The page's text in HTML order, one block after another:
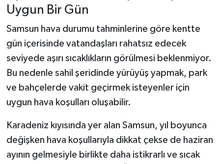
Uygun Bir Gün
Samsun hava durumu tahminlerine göre kentte
gün içerisinde vatandaşları rahatsız edecek
seviyede aşırı sıcaklıkların görülmesi beklenmiyor.
Bu nedenle sahil şeridinde yürüyüş yapmak, park
ve bahçelerde vakit geçirmek isteyenler için
uygun hava koşulları oluşabilir.
Karadeniz kıyısında yer alan Samsun, yıl boyunca
değişken hava koşullarıyla dikkat çekse de haziran
ayının gelmesiyle birlikte daha istikrarlı ve sıcak